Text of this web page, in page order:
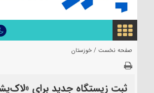
صفحه نخست / خوزستان
ثبت زیستگاه جدید برای